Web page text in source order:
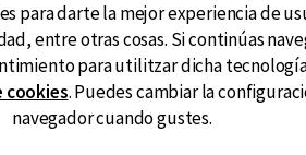
para darte la mejor experiencia de
entre otras cosas. Si continúas
para utilitzar dicha
cookies. Puedes cambiar la
navegador cuando gustes.